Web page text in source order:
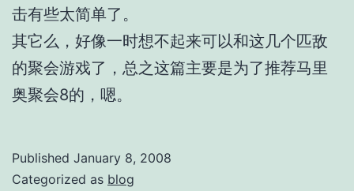
击有些太简单了。
其它么，好像一时想不起来可以和这几个匹敌
的聚会游戏了，总之这篇主要是为了推荐马里
奥聚会8的，嗯。
Published January 8, 2008
Categorized as blog